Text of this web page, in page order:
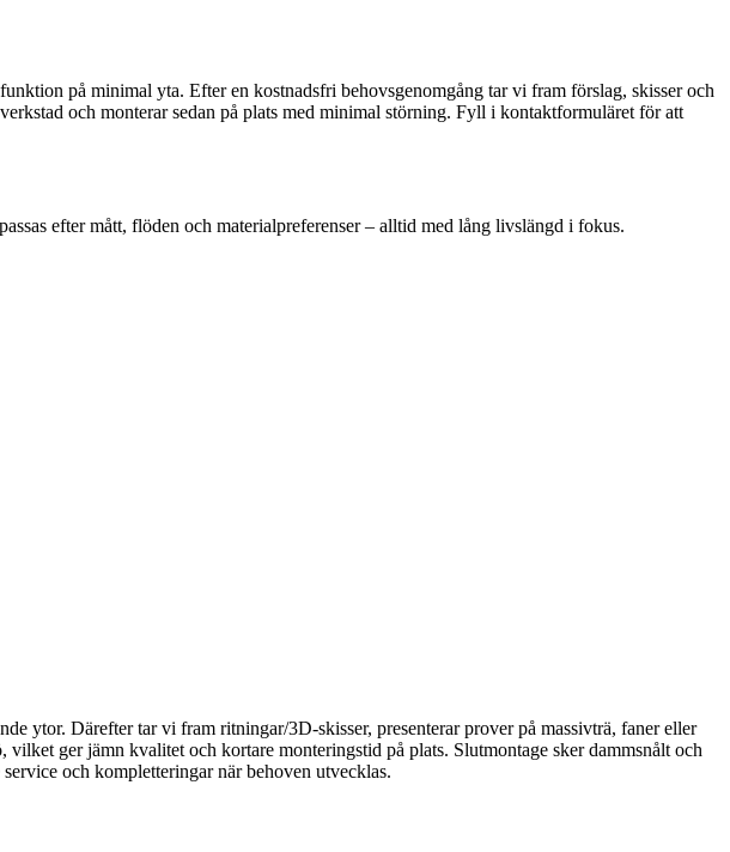
på minimal yta. Efter en kostnadsfri behovsgenomgång tar vi fram förslag, skisser och
och monterar sedan på plats med minimal störning. Fyll i kontaktformuläret för att
efter mått, flöden och materialpreferenser – alltid med lång livslängd i fokus.
ytor. Därefter tar vi fram ritningar/3D-skisser, presenterar prover på massivträ, faner eller
ger jämn kvalitet och kortare monteringstid på plats. Slutmontage sker dammsnålt och
och kompletteringar när behoven utvecklas.